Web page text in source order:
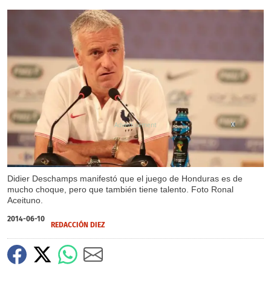
Didier Deschamps manifestó que el juego de Honduras es de
mucho choque, pero que también tiene talento. Foto Ronal
Aceituno.
X
2014-06-10
REDACCIÓN DIEZ